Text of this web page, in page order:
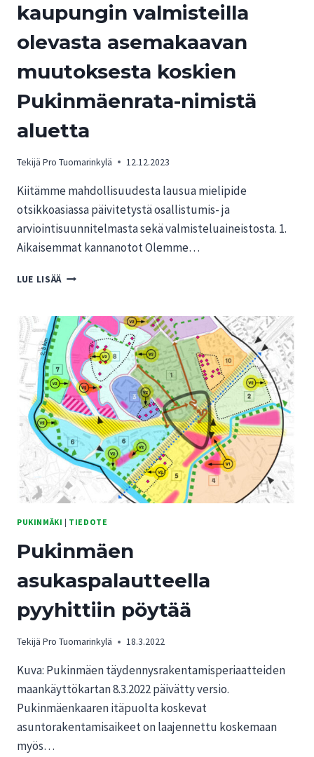
kaupungin valmisteilla
olevasta asemakaavan
muutoksesta koskien
Pukinmäenrata-nimistä
aluetta
Tekijä Pro Tuomarinkylä 12.12.2023
Kiitämme mahdollisuudesta lausua mielipide
otsikkoasiassa päivitetystä osallistumis- ja
arviointisuunnitelmasta sekä valmisteluaineistosta. 1.
Aikaisemmat kannanotot Olemme…
LUE LISÄÄ MIELIPIDE
VALMISTEILLA
OLEVASTA
ASEMAKAAVAN
MUUTOKSESTA
KOSKIEN
PUKINMÄENRATA-
NIMISTÄ
ALUETTA
PUKINMÄKI | TIEDOTE
Pukinmäen
asukaspalautteella
pyyhittiin pöytää
Tekijä Pro Tuomarinkylä 18.3.2022
Kuva: Pukinmäen täydennysrakentamisperiaatteiden
maankäyttökartan 8.3.2022 päivätty versio.
Pukinmäenkaaren itäpuolta koskevat
asuntorakentamisaikeet on laajennettu koskemaan
myös…